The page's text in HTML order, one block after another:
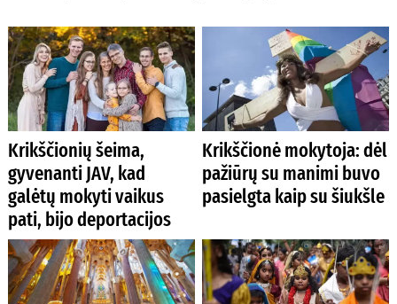
Krikščionių šeima,
gyvenanti JAV, kad
galėtų mokyti vaikus
pati, bijo deportacijos
Krikščionė mokytoja: dėl
pažiūrų su manimi buvo
pasielgta kaip su šiukšle